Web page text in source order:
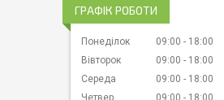
ГРАФІК РОБОТИ
Понеділок 09:00
18:00
Вівторок
09:00
18:00
Середа
09:00
18:00
Четвер
09:00
18:00